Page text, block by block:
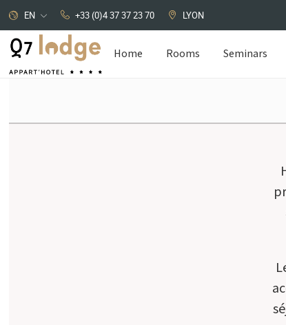
Home Rooms Seminars
+33 (0)4 37 37 23 70 LYON
EN
Cookies management panel